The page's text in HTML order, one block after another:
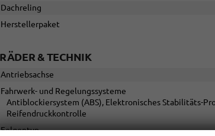
Dachreling
Herstellerpaket
RÄDER & TECHNIK
Antriebsachse
Fahrwerk- und Regelungssysteme
Antiblockiersystem (ABS), Elektronisches Stabilitäts-
Reifendruckkontrolle
Felgentyp